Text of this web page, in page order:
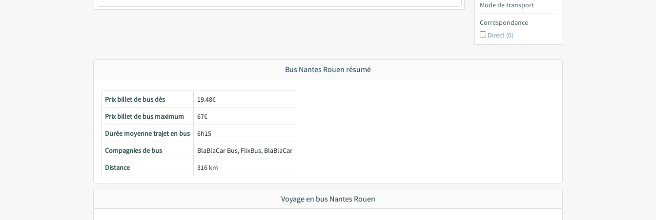
Mode de transport
Correspondance
Direct (0)
Bus Nantes Rouen résumé
Prix billet de bus dès
19.48€
Prix billet de bus maximum
67€
Durée moyenne trajet en bus
6h15
Compagnies de bus
BlaBlaCar Bus, FlixBus, BlaBlaCar
Distance
316 km
Voyage en bus Nantes Rouen